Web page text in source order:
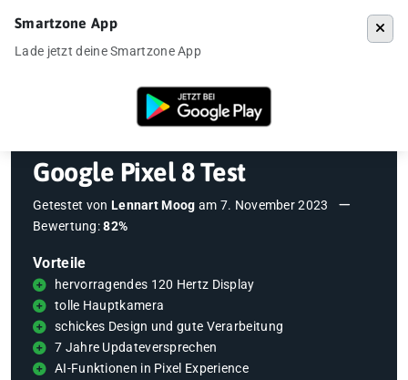
Testberichte Google Pixel 8 Test
Google Pixel 8 Test
Getestet von Lennart Moog am 7. November 2023
Bewertung:82%
Vorteile
hervorragendes 120 Hertz Display
tolle Hauptkamera
schickes Design und gute Verarbeitung
7 Jahre Updateversprechen
AI-Funktionen in Pixel Experience
Smartzone App
Lade jetzt deine Smartzone App